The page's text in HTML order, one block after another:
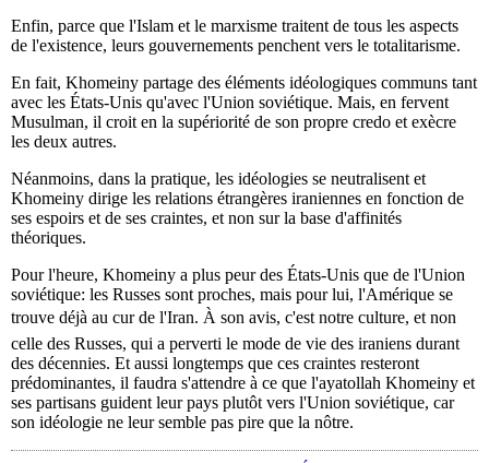
Enfin, parce que l'Islam et le marxisme traitent de tous les aspects
de l'existence, leurs gouvernements penchent vers le totalitarisme.
En fait, Khomeiny partage des éléments idéologiques communs tant
avec les États-Unis qu'avec l'Union soviétique. Mais, en fervent
Musulman, il croit en la supériorité de son propre credo et exècre
les deux autres.
Néanmoins, dans la pratique, les idéologies se neutralisent et
Khomeiny dirige les relations étrangères iraniennes en fonction de
ses espoirs et de ses craintes, et non sur la base d'affinités
théoriques.
Pour l'heure, Khomeiny a plus peur des États-Unis que de l'Union
soviétique: les Russes sont proches, mais pour lui, l'Amérique se
trouve déjà au cur de l'Iran. À son avis, c'est notre culture, et non
celle des Russes, qui a perverti le mode de vie des iraniens durant
des décennies. Et aussi longtemps que ces craintes resteront
prédominantes, il faudra s'attendre à ce que l'ayatollah Khomeiny et
ses partisans guident leur pays plutôt vers l'Union soviétique, car
son idéologie ne leur semble pas pire que la nôtre.